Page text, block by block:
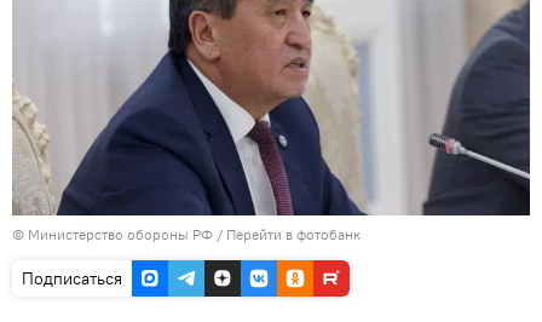
© Министерство обороны РФ / Перейти в фотобанк
Подписаться